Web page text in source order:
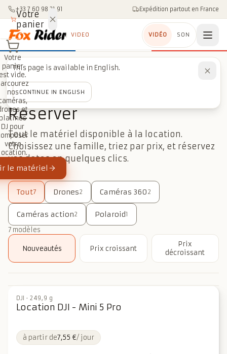
Aller au contenu
+33 7 60 98 21 91 Expédition partout en France
VIDEO VIDÉO SON
LE PARC
Réserver
Tout le matériel disponible à la location.
Choisissez une famille, triez par prix, et réservez
vos dates en quelques clics.
Tout7 Drones2 Caméras 360 2
Caméras action2 Polaroid1
7 modèles
Nouveautés Prix croissant
Prix
décroissant
DJI ·249,9 g
Location DJI - Mini 5 Pro
à partir de7,55 €/ jour
Votre
panier
Votre
panier
vide.
nos
et
DJ pour
votre
le matériel
This page is available in English.
CONTINUE IN ENGLISH